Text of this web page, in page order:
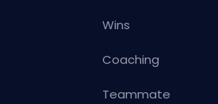
Wins
Coaching
Teammate